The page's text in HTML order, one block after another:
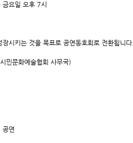
일 오후 7시
시키는 것을 목표로 공연동호회로 전환됩니다.
문화예술협회 사무국)
공연